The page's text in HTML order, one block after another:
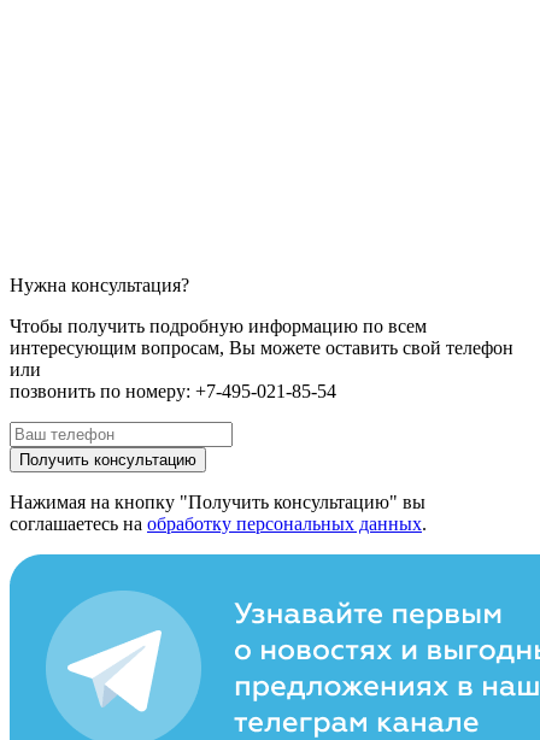
Нужна консультация?
Чтобы получить подробную информацию по всем
интересующим вопросам, Вы можете оставить свой телефон
или
позвонить по номеру: +7-495-021-85-54
Получить консультацию
Нажимая на кнопку "Получить консультацию" вы
соглашаетесь на обработку персональных данных.